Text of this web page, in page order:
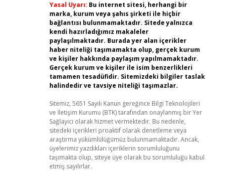
Yasal Uyarı: Bu internet sitesi, herhangi bir
marka, kurum veya şahıs şirketi ile hiçbir
bağlantısı bulunmamaktadır. Sitede yalnızca
kendi hazırladığımız makaleler
paylaşılmaktadır. Burada yer alan içerikler
haber niteliği taşımamakta olup, gerçek kurum
ve kişiler hakkında paylaşım yapılmamaktadır.
Gerçek kurum ve kişiler ile isim benzerlikleri
tamamen tesadüfidir. Sitemizdeki bilgiler taslak
halindedir ve tavsiye niteliği taşımazlar.
Sitemiz, 5651 Sayılı Kanun gereğince Bilgi Teknolojileri
ve İletişim Kurumu (BTK) tarafından onaylanmış bir Yer
Sağlayıcı olarak hizmet vermektedir. Bu nedenle,
sitedeki içerikleri proaktif olarak denetleme veya
araştırma yükümlülüğümüz bulunmamaktadır. Ancak,
üyelerimiz yazdıkları içeriklerin sorumluluğunu
taşımakta olup, siteye üye olarak bu sorumluluğu kabul
etmiş sayılırlar.